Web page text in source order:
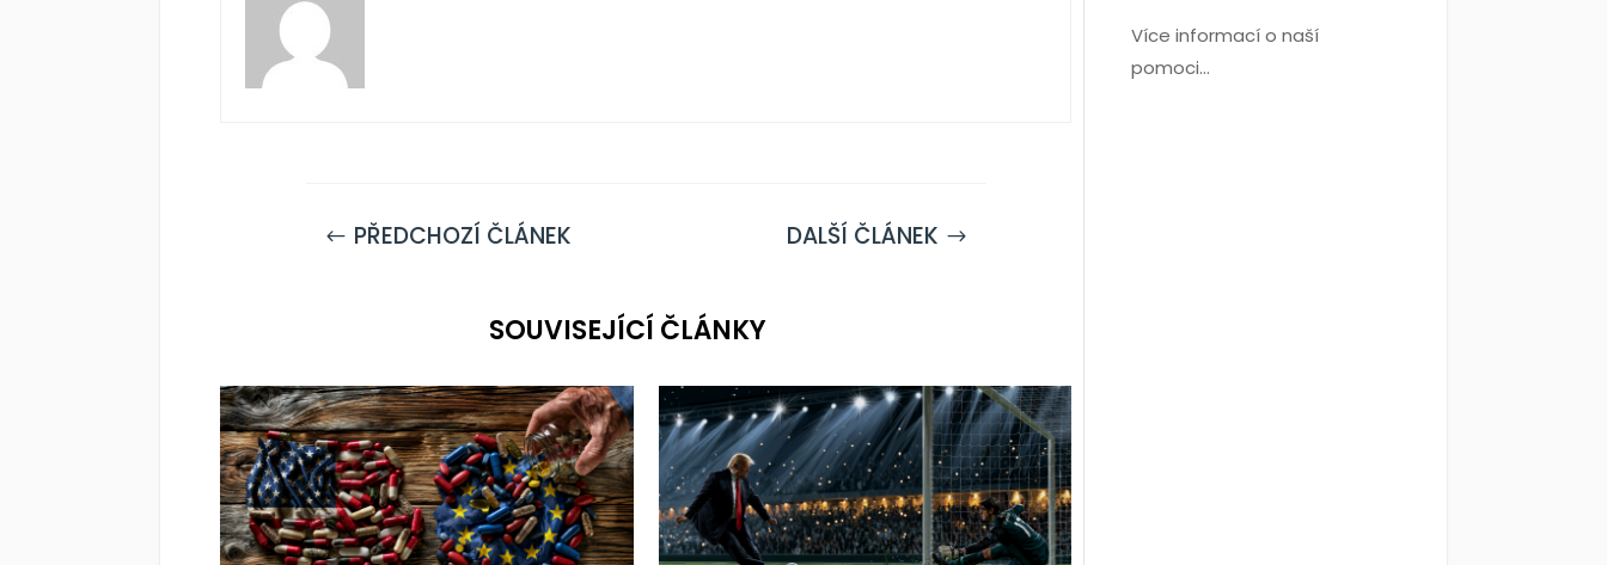
# PŘEDCHOZÍ ČLÁNEK DALŠÍ ČLÁNEK $
SOUVISEJÍCÍ ČLÁNKY
Více informací o naší
pomoci...